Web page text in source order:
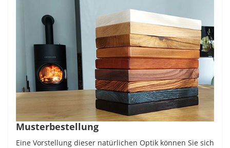
Musterbestellung
Eine Vorstellung dieser natürlichen Optik können Sie sich